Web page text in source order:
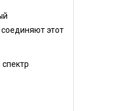
этот